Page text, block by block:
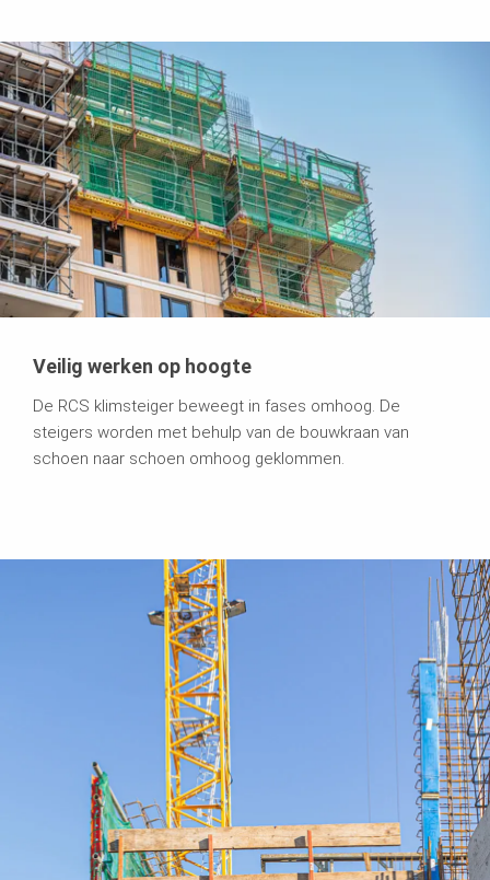
Veilig werken op hoogte
De RCS klimsteiger beweegt in fases omhoog. De
steigers worden met behulp van de bouwkraan van
schoen naar schoen omhoog geklommen.